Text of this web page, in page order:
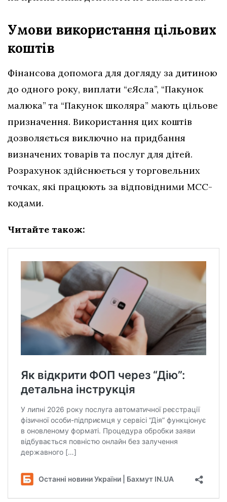
Умови використання цільових
коштів
Фінансова допомога для догляду за дитиною
до одного року, виплати “єЯсла”, “Пакунок
малюка” та “Пакунок школяра” мають цільове
призначення. Використання цих коштів
дозволяється виключно на придбання
визначених товарів та послуг для дітей.
Розрахунок здійснюється у торговельних
точках, які працюють за відповідними МСС-
кодами.
Читайте також: